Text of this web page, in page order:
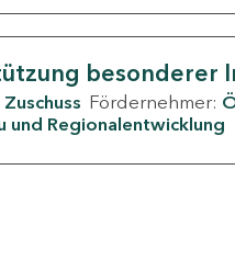
besonderer
Zuschuss Fördernehmer:
und Regionalentwicklung